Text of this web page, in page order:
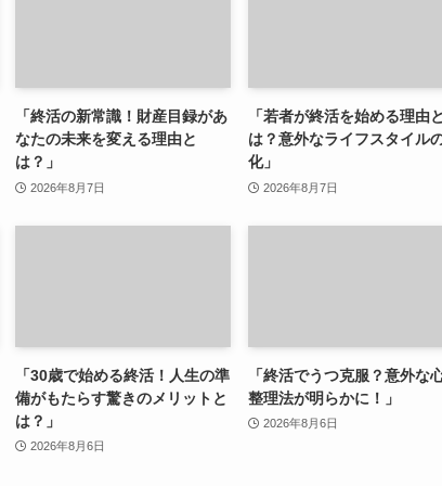
「終活の新常識！財産目録があ
なたの未来を変える理由と
は？」
2026年8月7日
「若者が終活を始める理由と
は？意外なライフスタイル
化」
2026年8月7日
「30歳で始める終活！人生の準
備がもたらす驚きのメリットと
は？」
2026年8月6日
「終活でうつ克服？意外な
整理法が明らかに！」
2026年8月6日